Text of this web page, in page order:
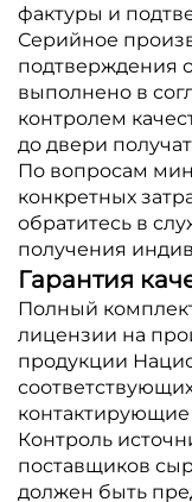
фактуры и
Серийное
подтверждения
выполнено в
контролем
до двери
По вопросам
конкретных
обратитесь в
получения
Гарантия
Полный
лицензии на
продукции
Контроль
поставщиков
должен быть